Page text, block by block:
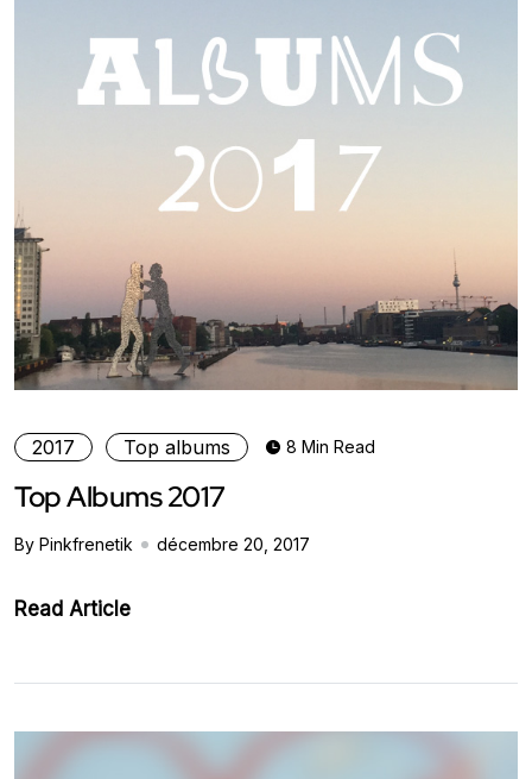
2017 Top albums 8 Min Read
Top Albums 2017
By Pinkfrenetik décembre 20, 2017
Read Article